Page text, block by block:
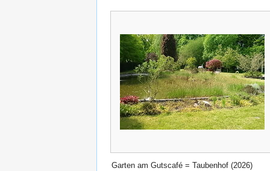
Garten am Gutscafé = Taubenhof (2026)